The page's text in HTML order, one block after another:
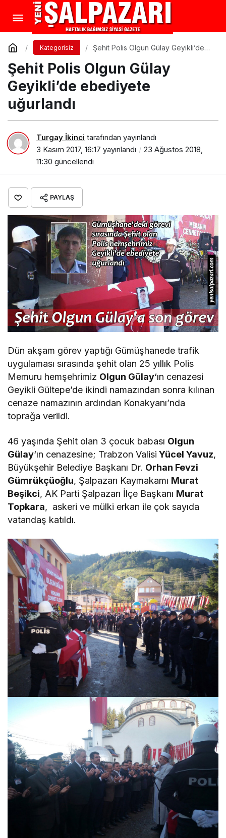
Kategorisiz
Şehit Polis Olgun Gülay Geyikli’de
Şehit Polis Olgun Gülay
Geyikli’de ebediyete
uğurlandı
Turgay İkinci tarafından yayınlandı
3 Kasım 2017, 16:17 yayınlandı
23 Ağustos 2018,
11:30 güncellendi
PAYLAŞ
Dün akşam görev yaptığı Gümüşhanede trafik
uygulaması sırasında şehit olan 25 yıllık Polis
Memuru hemşehrimiz Olgun Gülay‘ın cenazesi
Geyikli Gültepe’de ikindi namazından sonra kılınan
cenaze namazının ardından Konakyanı’nda
toprağa verildi.
46 yaşında Şehit olan 3 çocuk babası Olgun
Gülay‘ın cenazesine; Trabzon Valisi Yücel Yavuz,
Büyükşehir Belediye Başkanı Dr. Orhan Fevzi
Gümrükçüoğlu, Şalpazarı Kaymakamı Murat
Beşikci, AK Parti Şalpazarı İlçe Başkanı Murat
Topkara, askeri ve mülki erkan ile çok sayıda
vatandaş katıldı.